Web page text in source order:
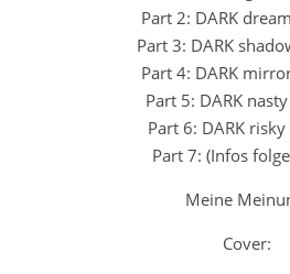
Part 2: DARK dream
Part 3: DARK
Part 4: DARK
Part 5: DARK nasty
Part 6: DARK risky
Part 7: (Infos
Meine
Cover: